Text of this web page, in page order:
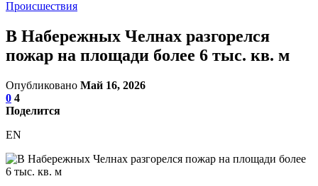
Происшествия
В Набережных Челнах разгорелся
пожар на площади более 6 тыс. кв. м
Опубликовано Май 16, 2026
0 4
Поделится
EN